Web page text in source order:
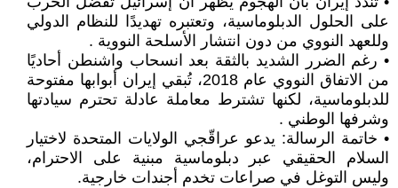
على الحلول الدبلوماسية، وتعتبره تهديدًا للنظام الدولي
وللعهد النووي من دون انتشار الأسلحة النووية .
• رغم الضرر الشديد بالثقة بعد انسحاب واشنطن أحاديًا
من الاتفاق النووي عام 2018، تُبقي إيران أبوابها مفتوحة
للدبلوماسية، لكنها تشترط معاملة عادلة تحترم سيادتها
وشرفها الوطني .
• خاتمة الرسالة: يدعو عراقّجي الولايات المتحدة لاختيار
السلام الحقيقي عبر دبلوماسية مبنية على الاحترام،
وليس التوغل في صراعات تخدم أجندات خارجية.